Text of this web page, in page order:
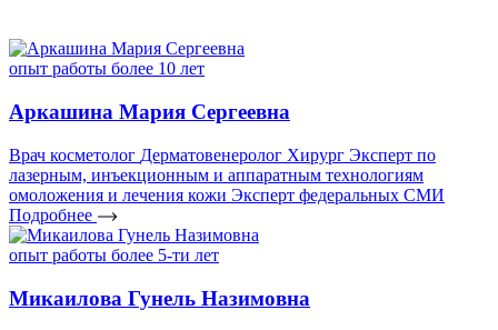
опыт работы более 10 лет
Аркашина Мария Сергеевна
Врач косметолог Дерматовенеролог Хирург Эксперт по
лазерным, инъекционным и аппаратным технологиям
омоложения и лечения кожи Эксперт федеральных СМИ
Подробнее
опыт работы более 5-ти лет
Микаилова Гунель Назимовна